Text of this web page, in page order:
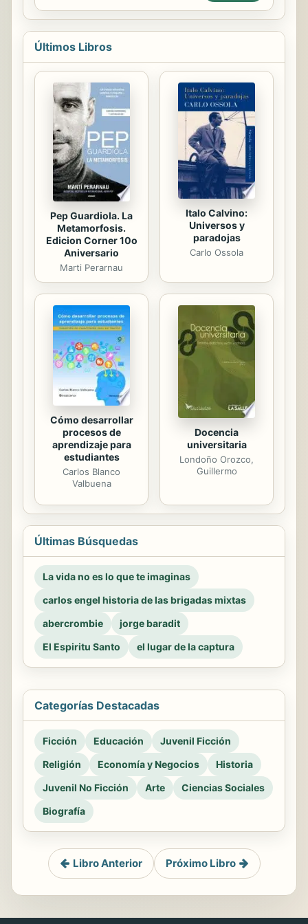
partir de este planteamiento, Laura
Mercader nos ofrece, por primera
vez, una edición crítica global del
legado escrito-con algunos textos
todavía inéditos-de uno de los
mayores arquitectos del siglo XX,
una lectura fiable y genuina de los
originales manuscritos o
mecanografiados y un trabajo tan
exhaustivo como necesario de
documentación. El resultado...
Últimos Libros
Pep Guardiola. La
Metamorfosis.
Edicion Corner 10o
Aniversario
Marti Perarnau
Italo Calvino:
Universos y
paradojas
Carlo Ossola
Cómo desarrollar
procesos de
aprendizaje para
estudiantes
Carlos Blanco
Valbuena
Docencia
universitaria
Londoño Orozco,
Guillermo
Últimas Búsquedas
La vida no es lo que te imaginas
carlos engel historia de las brigadas mixtas
abercrombie
jorge baradit
El Espiritu Santo
el lugar de la captura
Categorías Destacadas
Ficción Educación
Juvenil Ficción
Religión
Economía y Negocios
Historia
Juvenil No Ficción
Arte
Ciencias Sociales
Biografía
Libro Anterior Próximo Libro